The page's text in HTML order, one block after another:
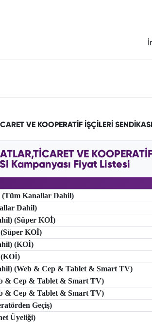
VE KOOPERATİF İŞÇİLERİ
VE
Kampanyası Fiyat Listesi
(Tüm Kanallar Dahil)
Dahil)
(Süper KOİ)
KOİ)
(KOİ)
(KOİ)
(Web & Cep & Tablet & Smart TV)
& Cep & Tablet & Smart TV)
& Cep & Tablet & Smart TV)
Geçiş)
Üyeliği)